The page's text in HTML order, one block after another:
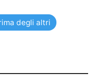
degli altri